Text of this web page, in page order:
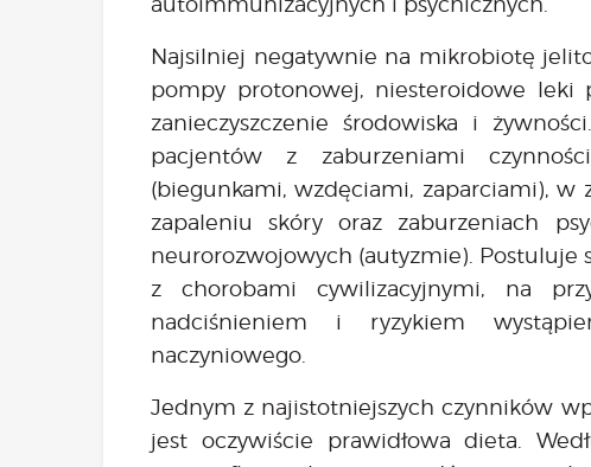
Najsilniej negatywnie na mikrobiotę
pompy protonowej, niesteroidowe leki
zanieczyszczenie środowiska i
pacjentów z zaburzeniami
(biegunkami, wzdęciami, zaparciami),
zapaleniu skóry oraz zaburzeniach
neurorozwojowych (autyzmie).
z chorobami cywilizacyjnymi, na
nadciśnieniem i ryzykiem
naczyniowego.
Jednym z najistotniejszych czynników
jest oczywiście prawidłowa dieta.